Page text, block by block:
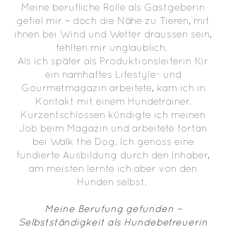
Meine berufliche Rolle als Gastgeberin
gefiel mir – doch die Nähe zu Tieren, mit
ihnen bei Wind und Wetter draussen sein,
fehlten mir unglaublich.
Als ich später als Produktionsleiterin für
ein namhaftes Lifestyle- und
Gourmetmagazin arbeitete, kam ich in
Kontakt mit einem Hundetrainer.
Kurzentschlossen kündigte ich meinen
Job beim Magazin und arbeitete fortan
bei Walk the Dog. Ich genoss eine
fundierte Ausbildung durch den Inhaber,
am meisten lernte ich aber von den
Hunden selbst.
Meine Berufung gefunden –
Selbstständigkeit als Hundebetreuerin